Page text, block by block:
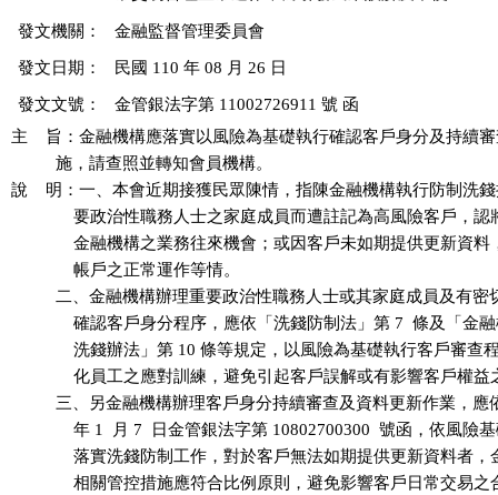
發文機關： 金融監督管理委員會
發文日期： 民國 110 年 08 月 26 日
發文文號：
金管銀法字第 11002726911 號 函
主    旨：金融機構應落實以風險為基礎執行確認客戶身分及持續
          施，請查照並轉知會員機構。
說    明：一、本會近期接獲民眾陳情，指陳金融機構執行防制洗
要政治性職務人士之家庭成員而遭註記為高風險客戶，
金融機構之業務往來機會；或因客戶未如期提供更新資
              帳戶之正常運作等情。
二、金融機構辦理重要政治性職務人士或其家庭成員及有
確認客戶身分程序，應依「洗錢防制法」第 7  條及「金
洗錢辦法」第 10 條等規定，以風險為基礎執行客戶審查
化員工之應對訓練，避免引起客戶誤解或有影響客戶權
三、另金融機構辦理客戶身分持續審查及資料更新作業，應
年 1  月 7  日金管銀法字第 10802700300  號函，依風險
落實洗錢防制工作，對於客戶無法如期提供更新資料者
相關管控措施應符合比例原則，避免影響客戶日常交易